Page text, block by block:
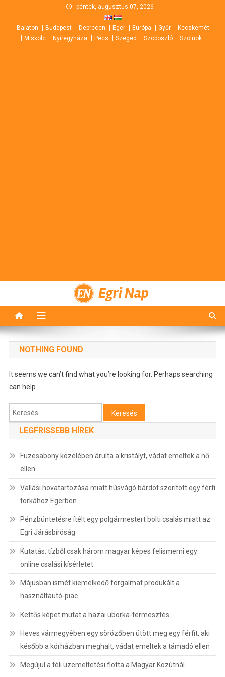
content
péntek, augusztus 07, 2026
Balaton Budapest Debrecen Eger Európa Győr
Kecskemét
Miskolc
Nyíregyháza Pécs Szeged Szoboszló Szolnok
Egri Nap
NOTHING FOUND
It seems we can’t find what you’re looking for. Perhaps searching
can help.
Keresés:
LEGFRISSEBB HÍREK
Füzesabony közelében árulta a kristályt, vádat emeltek a nő
ellen
Vallási hovatartozása miatt húsvágó bárdot szorított egy férfi
torkához Egerben
Pénzbüntetésre ítélt egy polgármestert bolti csalás miatt az
Egri Járásbíróság
Kutatás: tízből csak három magyar képes felismerni egy
online csalási kísérletet
Májusban ismét kiemelkedő forgalmat produkált a
használtautó-piac
Kettős képet mutat a hazai uborka-termesztés
Heves vármegyében egy sörözőben ütött meg egy férfit, aki
később a kórházban meghalt, vádat emeltek a támadó ellen
Megújul a téli üzemeltetési flotta a Magyar Közútnál